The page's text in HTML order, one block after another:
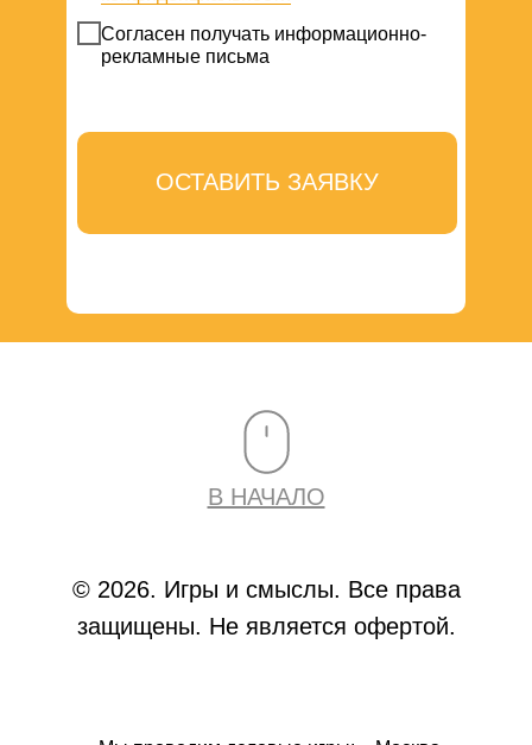
Согласен получать информационно-
рекламные письма
ОСТАВИТЬ ЗАЯВКУ
В НАЧАЛО
© 2026. Игры и смыслы. Все права
защищены. Не является офертой.